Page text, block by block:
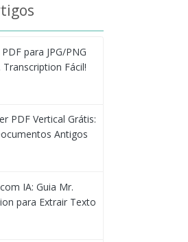
para JPG/PNG
Transcription Fácil!
PDF Vertical Grátis:
Antigos
IA: Guia Mr.
para Extrair Texto